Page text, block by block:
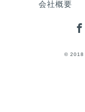
会社概要
© 2018